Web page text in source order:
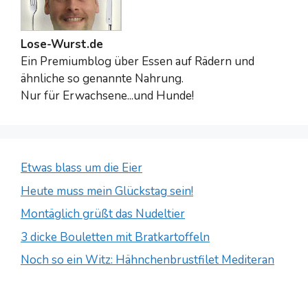
Lose-Wurst.de
Ein Premiumblog über Essen auf Rädern und
ähnliche so genannte Nahrung.
Nur für Erwachsene...und Hunde!
Etwas blass um die Eier
Heute muss mein Glückstag sein!
Montäglich grüßt das Nudeltier
3 dicke Bouletten mit Bratkartoffeln
Noch so ein Witz: Hähnchenbrustfilet Mediteran